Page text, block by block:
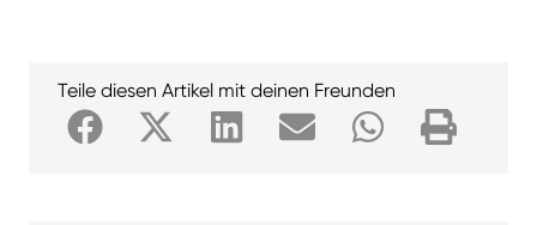
Teile diesen Artikel mit deinen Freunden